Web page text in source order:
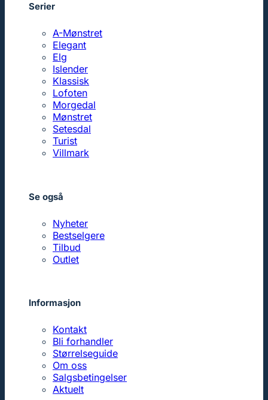
Serier
A-Mønstret
Elegant
Elg
Islender
Klassisk
Lofoten
Morgedal
Mønstret
Setesdal
Turist
Villmark
Se også
Nyheter
Bestselgere
Tilbud
Outlet
Informasjon
Kontakt
Bli forhandler
Størrelseguide
Om oss
Salgsbetingelser
Aktuelt